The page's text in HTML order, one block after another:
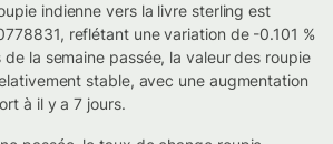
indienne vers la livre sterling est
reflétant une variation de -0.101 %
la semaine passée, la valeur des roupie
stable, avec une augmentation
à il y a 7 jours.